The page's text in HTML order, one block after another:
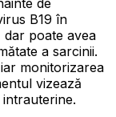
B19 în
poate avea
a sarcinii.
monitorizarea
vizează